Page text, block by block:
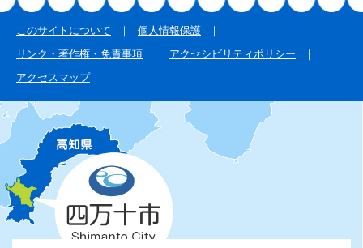
このサイトについて
個人情報保護
リンク・著作権・免責事項
アクセシビリティポリシー
アクセスマップ